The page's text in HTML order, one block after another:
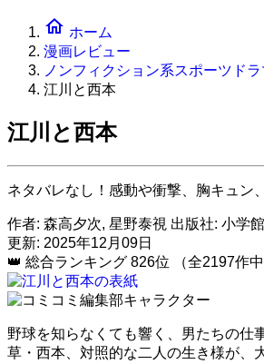
home ホーム
漫画レビュー
ノンフィクション系スポーツドラ
江川と西本
江川と西本
ネタバレなし！感動や衝撃、胸キュン
作者: 森高夕次, 星野泰視 出版社: 小学館
更新: 2025年12月09日
👑 総合ランキング 826位 （全2197作中
野球を知らなくても響く、男たちの仕
草・西本、対照的な二人の生き様が、